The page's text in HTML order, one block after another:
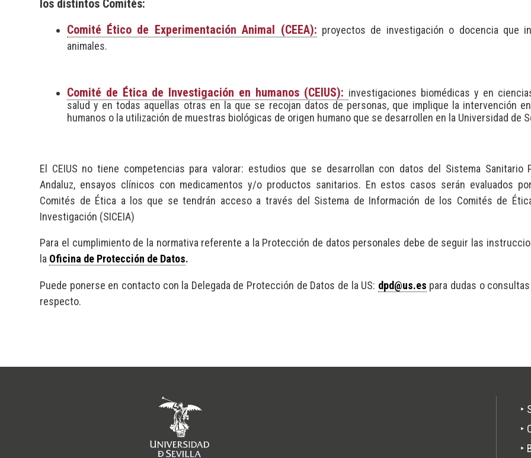
los distintos Comités:
Comité Ético de Experimentación Animal (CEEA): proyectos de investigación o docencia que
animales.
Comité de Ética de Investigación en humanos (CEIUS): investigaciones biomédicas y en
salud y en todas aquellas otras en la que se recojan datos de personas, que implique la intervención
humanos o la utilización de muestras biológicas de origen humano que se desarrollen en la Universidad de
El CEIUS no tiene competencias para valorar: estudios que se desarrollan con datos del Sistema Sanitario
Andaluz, ensayos clínicos con medicamentos y/o productos sanitarios. En estos casos serán evaluados
Comités de Ética a los que se tendrán acceso a través del Sistema de Información de los Comités de
Investigación (SICEIA)
Para el cumplimiento de la normativa referente a la Protección de datos personales debe de seguir las
la Oficina de Protección de Datos.
Puede ponerse en contacto con la Delegada de Protección de Datos de la US: dpd@us.es para dudas o
respecto.
‣
‣
‣